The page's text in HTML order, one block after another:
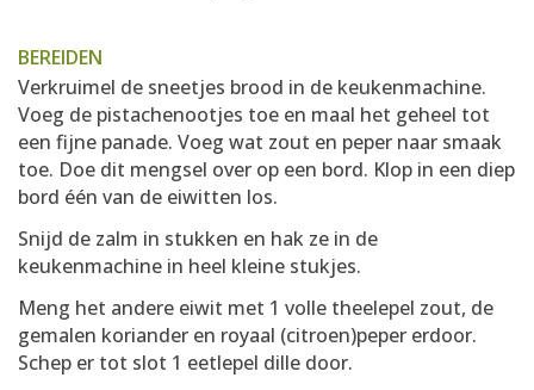
BEREIDEN
Verkruimel de sneetjes brood in de keukenmachine.
Voeg de pistachenootjes toe en maal het geheel tot
een fijne panade. Voeg wat zout en peper naar smaak
toe. Doe dit mengsel over op een bord. Klop in een diep
bord één van de eiwitten los.
Snijd de zalm in stukken en hak ze in de
keukenmachine in heel kleine stukjes.
Meng het andere eiwit met 1 volle theelepel zout, de
gemalen koriander en royaal (citroen)peper erdoor.
Schep er tot slot 1 eetlepel dille door.